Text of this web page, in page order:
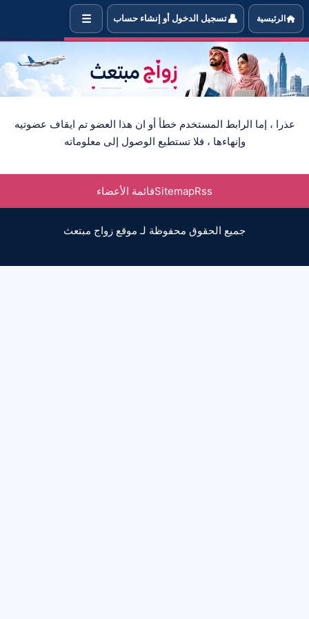
معلومات العضوة التي تبحث عن
الرئيسية 👤تسجيل الدخول أو إنشاء حساب ☰
عذرا ، إما الرابط المستخدم خطأ أو ان هذا العضو تم ايقاف عضوتيه
وإنهاءها ، فلا تستطيع الوصول إلى معلوماته
Rss
Sitemapقائمة الأعضاء
جميع الحقوق محفوظة لـ موقع زواج مبتعث